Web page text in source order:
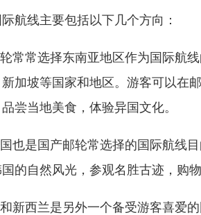
航线主要包括以下几个方向：
常常选择东南亚地区作为国际航
加坡等国家和地区。游客可以在
尝当地美食，体验异国文化。
也是国产邮轮常选择的国际航线
的自然风光，参观名胜古迹，购
新西兰是另外一个备受游客喜爱